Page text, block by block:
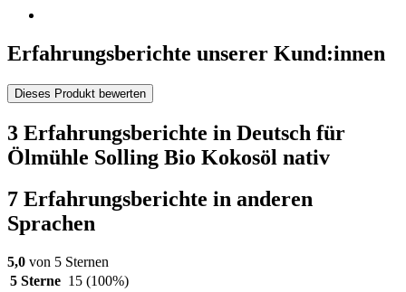
Erfahrungsberichte unserer Kund:innen
Dieses Produkt bewerten
3 Erfahrungsberichte in Deutsch für
Ölmühle Solling Bio Kokosöl nativ
7 Erfahrungsberichte in anderen
Sprachen
5,0 von 5 Sternen
5 Sterne 15 (100%)